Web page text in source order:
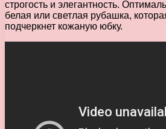
строгость и элегантность.
белая или светлая рубашка,
подчеркнет кожаную юбку.